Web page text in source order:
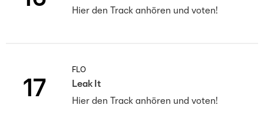
Hier den Track anhören und voten!
17
FLO
Leak It
Hier den Track anhören und voten!